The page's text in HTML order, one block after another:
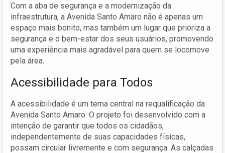
Com a aba de segurança e a modernização da
infraestrutura, a Avenida Santo Amaro não é apenas um
espaço mais bonito, mas também um lugar que prioriza a
segurança e o bem-estar dos seus usuários, promovendo
uma experiência mais agradável para quem se locomove
pela área.
Acessibilidade para Todos
A acessibilidade é um tema central na requalificação da
Avenida Santo Amaro. O projeto foi desenvolvido com a
intenção de garantir que todos os cidadãos,
independentemente de suas capacidades físicas,
possam circular livremente e com segurança. As calçadas